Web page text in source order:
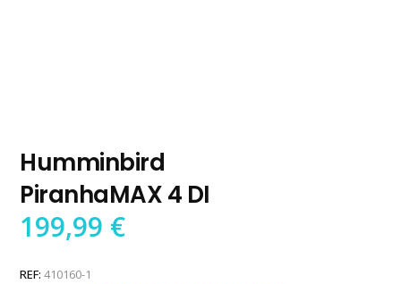
Humminbird
PiranhaMAX 4 DI
199,99 €
REF:410160-1